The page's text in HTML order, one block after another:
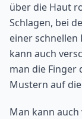
über die Haut
Schlagen, bei
einer schnellen
kann auch
man die Finger
Mustern auf
Man kann